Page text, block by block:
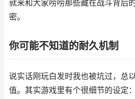
就来和大家唠唠那些藏在战斗背后
密。
你可能不知道的耐久机制
说实话刚玩白发时我也被坑过，总
值。其实游戏里有个很细节的设定